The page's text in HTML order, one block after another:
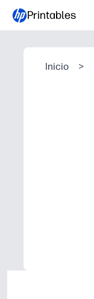
Printables
Inicio >